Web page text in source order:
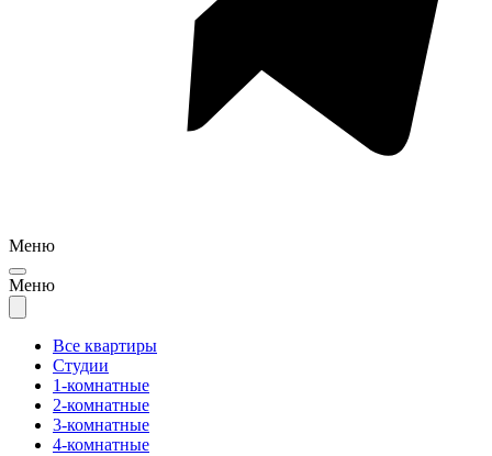
Меню
Меню
Все квартиры
Студии
1-комнатные
2-комнатные
3-комнатные
4-комнатные